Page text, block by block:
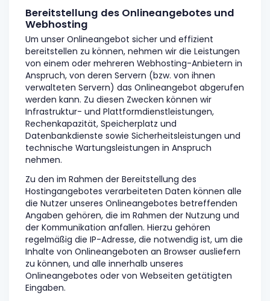
Bereitstellung des Onlineangebotes und
Webhosting
Um unser Onlineangebot sicher und effizient
bereitstellen zu können, nehmen wir die Leistungen
von einem oder mehreren Webhosting-Anbietern in
Anspruch, von deren Servern (bzw. von ihnen
verwalteten Servern) das Onlineangebot abgerufen
werden kann. Zu diesen Zwecken können wir
Infrastruktur- und Plattformdienstleistungen,
Rechenkapazität, Speicherplatz und
Datenbankdienste sowie Sicherheitsleistungen und
technische Wartungsleistungen in Anspruch
nehmen.
Zu den im Rahmen der Bereitstellung des
Hostingangebotes verarbeiteten Daten können alle
die Nutzer unseres Onlineangebotes betreffenden
Angaben gehören, die im Rahmen der Nutzung und
der Kommunikation anfallen. Hierzu gehören
regelmäßig die IP-Adresse, die notwendig ist, um die
Inhalte von Onlineangeboten an Browser ausliefern
zu können, und alle innerhalb unseres
Onlineangebotes oder von Webseiten getätigten
Eingaben.